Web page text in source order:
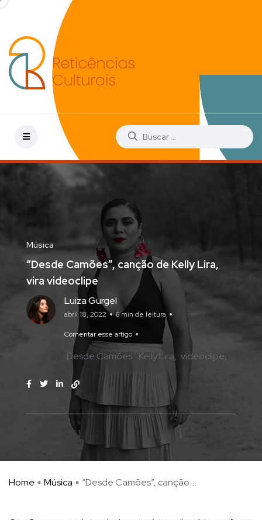
Música
“Desde Camões”, canção de Kelly Lira,
vira videoclipe
Luiza Gurgel
abril 18, 2022 6 min de leitura
Comentar esse artigo
Desde Camões Kelly Lira videoclipe
Home Música “Desde Camões”, canção ...